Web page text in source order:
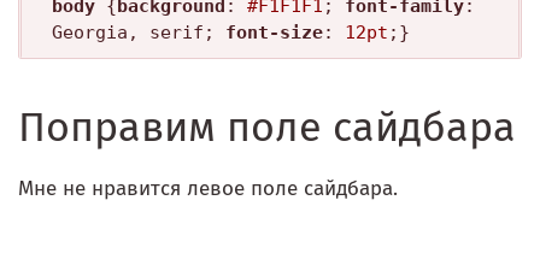
body {background : #F1F1F1 ; font-family:
Georgia, serif; font-size: 12pt
Поправим поле сайдбара
Мне не нравится левое поле сайдбара.